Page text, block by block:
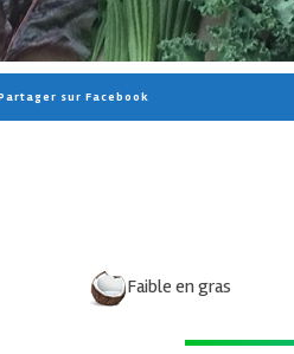
sur Facebook
Faible en gras